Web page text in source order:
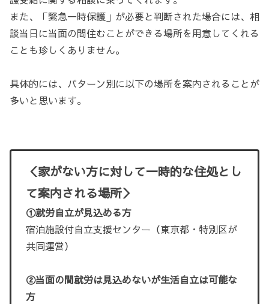
また、「緊急一時保護」が必要と判断された場合には、相
談当日に当面の間住むことができる場所を用意してくれる
ことも珍しくありません。
具体的には、パターン別に以下の場所を案内されることが
多いと思います。
＜家がない方に対して一時的な住処とし
て案内される場所＞
①就労自立が見込める方
宿泊施設付自立支援センター（東京都・特別区が
共同運営）
②当面の間就労は見込めないが生活自立は可能な
方